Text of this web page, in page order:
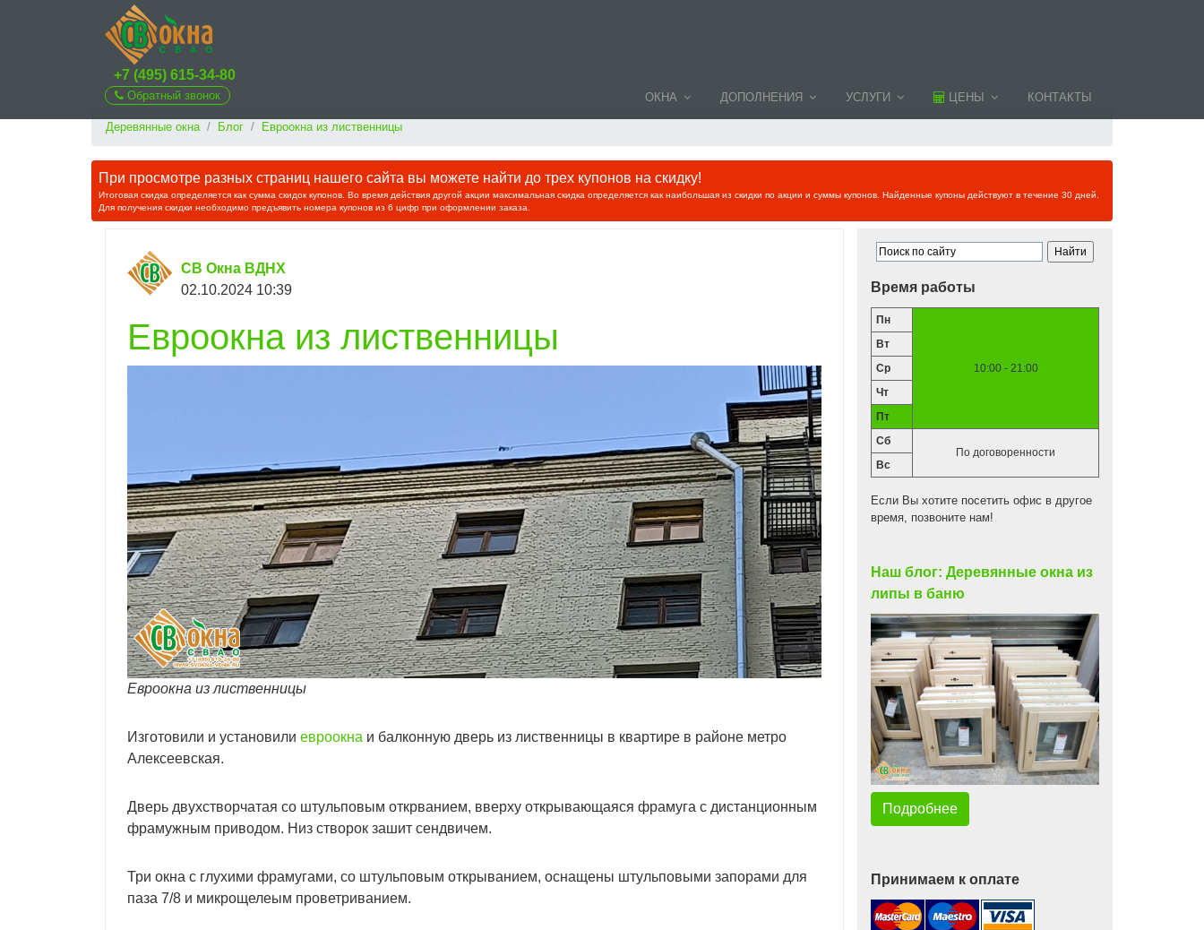
+7 (495) 615-34-80
Обратный звонок ОКНА ДОПОЛНЕНИЯ УСЛУГИ ЦЕНЫ КОНТАКТЫ
Деревянные окна Блог Евроокна из лиственницы
При просмотре разных страниц нашего сайта вы можете найти до трех купонов на скидку!
Итоговая скидка определяется как сумма скидок купонов. Во время действия другой акции максимальная скидка определяется как наибольшая из скидки по акции и суммы купонов. Найденные купоны действуют в течение 30 дней.
Для получения скидки необходимо предъявить номера купонов из 6 цифр при оформлении заказа.
СВ Окна ВДНХ
02.10.2024 10:39
Евроокна из лиственницы
Евроокна из лиственницы
Изготовили и установили евроокна и балконную дверь из лиственницы в квартире в районе метро
Алексеевская.
Дверь двухстворчатая со штульповым открванием, вверху открывающаяся фрамуга с дистанционным
фрамужным приводом. Низ створок зашит сендвичем.
Три окна с глухими фрамугами, со штульповым открыванием, оснащены штульповыми запорами для
паза 7/8 и микрощелеым проветриванием.
Время работы
Пн
10:00 - 21:00
Вт
Ср
Чт
Пт
Сб
По договоренности
Вс
Если Вы хотите посетить офис в другое
время, позвоните нам!
Наш блог: Деревянные окна из
липы в баню
Подробнее
Принимаем к оплате